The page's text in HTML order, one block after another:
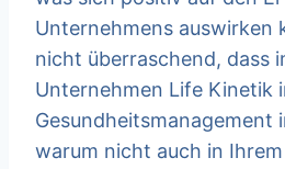
Unternehmens auswirken
nicht überraschend, dass
Unternehmen Life Kinetik
Gesundheitsmanagement
warum nicht auch in